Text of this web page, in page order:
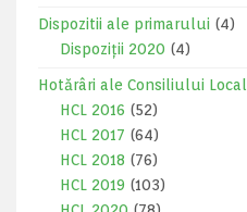
Dispozitii ale primarului (4)
Dispoziții 2020 (4)
Hotărâri ale Consiliului Local
HCL 2016 (52)
HCL 2017 (64)
HCL 2018 (76)
HCL 2019 (103)